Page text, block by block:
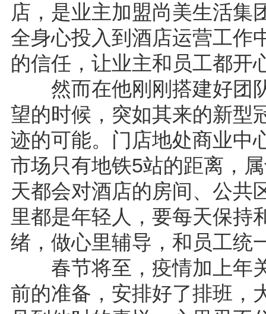
店，是业主加盟尚美生活集
全身心投入到酒店运营工作
的信任，让业主和员工都开
然而在他刚刚搭建好团队
望的时候，突如其来的新型
迹的可能。门店地处商业中
市场只有地铁5站的距离，
天都会对酒店的房间、公共
里都是年轻人，要每天保持
绪，做心里辅导，和员工统
春节将至，疫情加上年关
前的准备，安排好了排班，